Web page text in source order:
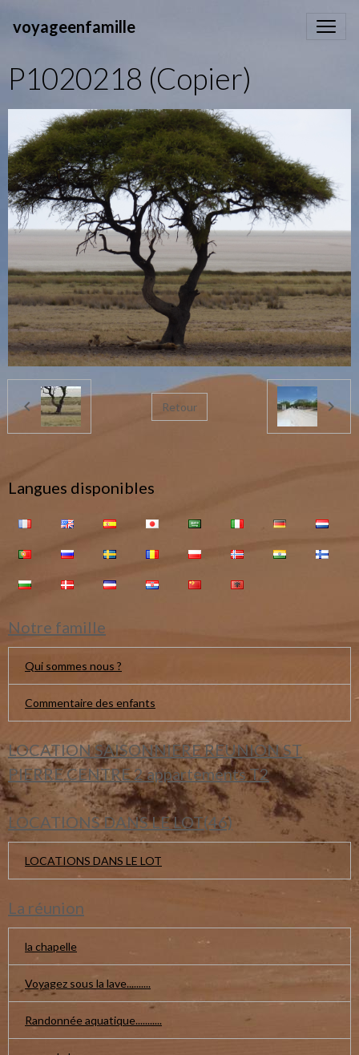
voyageenfamille
P1020218 (Copier)
Retour
Langues disponibles
Notre famille
Qui sommes nous ?
Commentaire des enfants
LOCATION SAISONNIERE REUNION ST
PIERRE CENTRE 2 appartements T2
LOCATIONS DANS LE LOT(46)
LOCATIONS DANS LE LOT
La réunion
la chapelle
Voyagez sous la lave..........
Randonnée aquatique...........